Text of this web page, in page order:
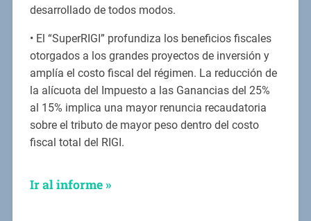
desarrollado de todos modos.
• El “SuperRIGI” profundiza los beneficios fiscales
otorgados a los grandes proyectos de inversión y
amplía el costo fiscal del régimen. La reducción de
la alícuota del Impuesto a las Ganancias del 25%
al 15% implica una mayor renuncia recaudatoria
sobre el tributo de mayor peso dentro del costo
fiscal total del RIGI.
Ir al informe »